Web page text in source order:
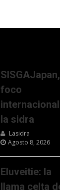
foco
la sidra
Lasidra
Agosto 8, 2026
Eluveitie: la
llama celta